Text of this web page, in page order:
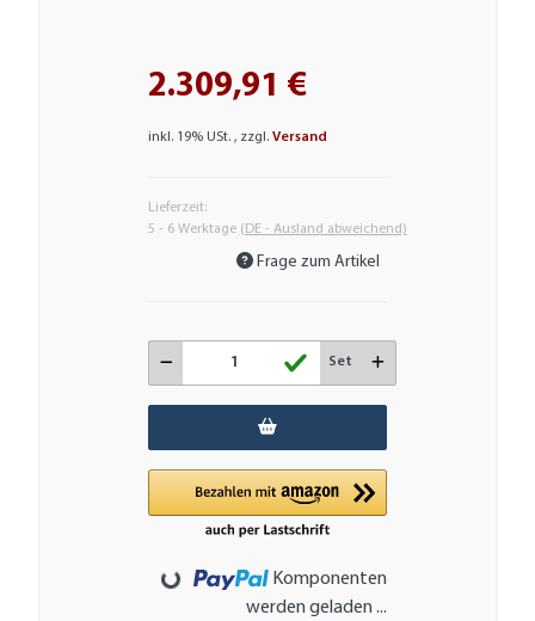
2.309,91 €
inkl. 19% USt. , zzgl. Versand
Lieferzeit:
5 - 6 Werktage (DE - Ausland abweichend)
Frage zum Artikel
Set
Loading...
Komponenten
werden geladen ...